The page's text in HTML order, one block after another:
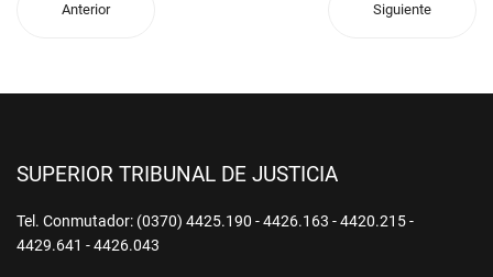
Anterior Siguiente
SUPERIOR TRIBUNAL DE JUSTICIA
Tel. Conmutador: (0370) 4425.190 - 4426.163 - 4420.215 -
4429.641 - 4426.043